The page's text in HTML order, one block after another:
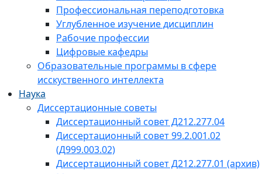
Профессиональная переподготовка
Углубленное изучение дисциплин
Рабочие профессии
Цифровые кафедры
Образовательные программы в сфере
исскуственного интеллекта
Наука
Диссертационные советы
Диссертационный совет Д212.277.04
Диссертационный совет 99.2.001.02
(Д999.003.02)
Диссертационный совет Д212.277.01 (архив)